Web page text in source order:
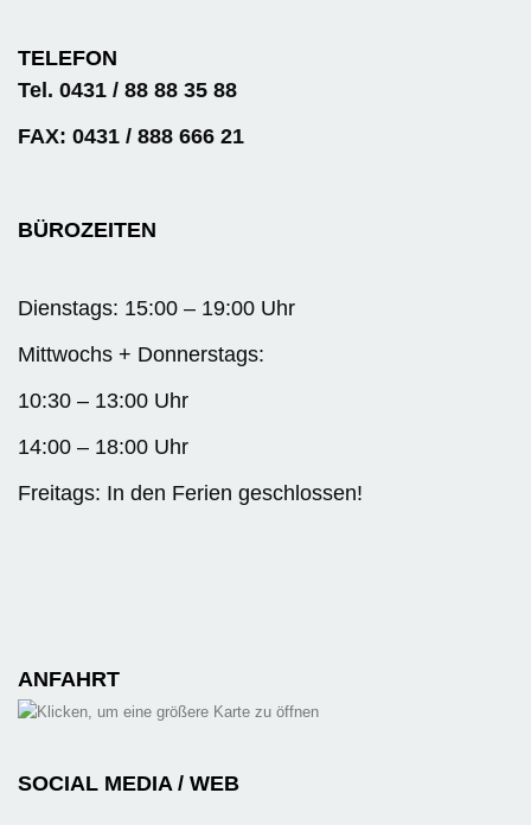
TELEFON
Tel. 0431 / 88 88 35 88
FAX: 0431 / 888 666 21
BÜROZEITEN
Dienstags: 15:00 – 19:00 Uhr
Mittwochs + Donnerstags:
10:30 – 13:00 Uhr
14:00 – 18:00 Uhr
Freitags: In den Ferien geschlossen!
ANFAHRT
SOCIAL MEDIA / WEB